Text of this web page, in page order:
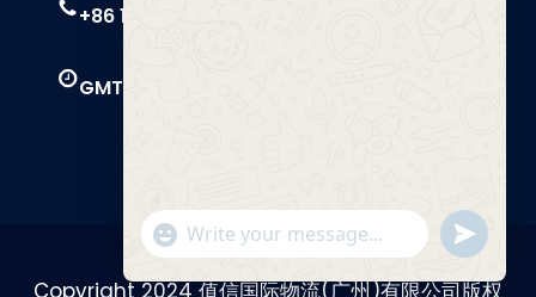
+86 186 6503 8749
GMT+8 9 AM – 6 PM
Copyright 2024 值信国际物流(广州)有限公司版权
"+chaty_settings.lang.emoji_picker+"
Send
WhatsApp